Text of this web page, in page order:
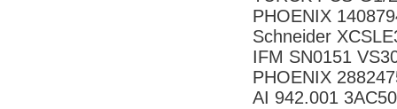
PHOENIX
Schneider
IFM SN0151
PHOENIX
AI 942.001